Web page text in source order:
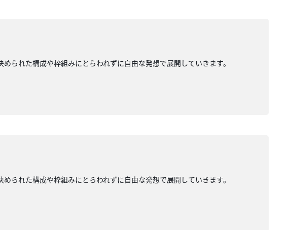
られた構成や枠組みにとらわれずに自由な発想で展開していきます。
られた構成や枠組みにとらわれずに自由な発想で展開していきます。